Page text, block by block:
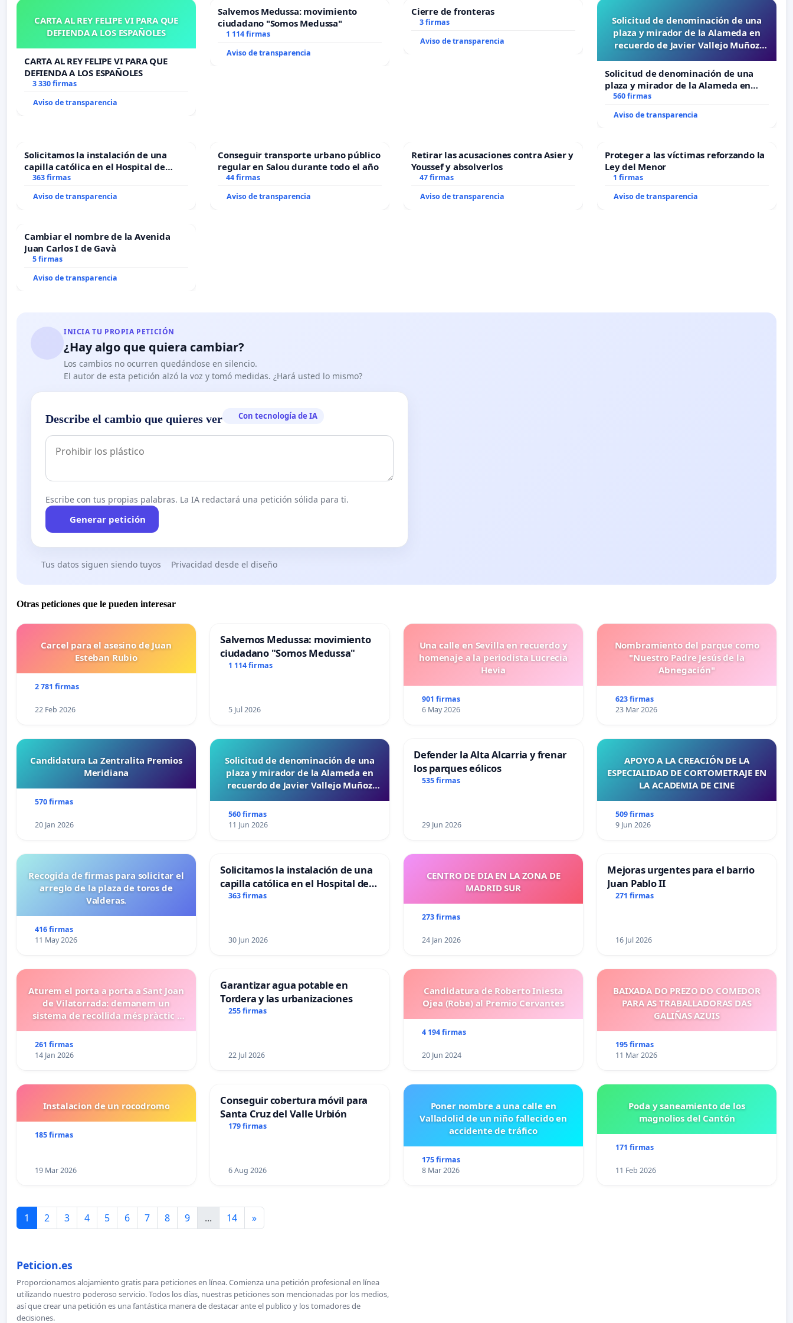
CARTA AL REY FELIPE VI PARA QUE
DEFIENDA A LOS ESPAÑOLES
CARTA AL REY FELIPE VI PARA QUE
DEFIENDA A LOS ESPAÑOLES
3 330 firmas
Aviso de transparencia
Salvemos Medussa: movimiento
ciudadano "Somos Medussa"
1 114 firmas
Aviso de transparencia
Cierre de fronteras
3 firmas
Aviso de transparencia
Solicitud de denominación de una
plaza y mirador de la Alameda en
recuerdo de Javier Vallejo Muñoz
Solicitud de denominación de una
plaza y mirador de la Alameda en
recuerdo de Javier Vallejo Muñoz
560 firmas
Aviso de transparencia
Solicitamos la instalación de una
capilla católica en el Hospital de
Alcañiz
363 firmas
Aviso de transparencia
Conseguir transporte urbano público
regular en Salou durante todo el año
44 firmas
Aviso de transparencia
Retirar las acusaciones contra Asier y
Youssef y absolverlos
47 firmas
Aviso de transparencia
Proteger a las víctimas reforzando la
Ley del Menor
1 firmas
Aviso de transparencia
Cambiar el nombre de la Avenida
Juan Carlos I de Gavà
5 firmas
Aviso de transparencia
INICIA TU PROPIA PETICIÓN
¿Hay algo que quiera cambiar?
Los cambios no ocurren quedándose en silencio.
El autor de esta petición alzó la voz y tomó medidas. ¿Hará usted lo mismo?
Describe el cambio que quieres ver Con tecnología de IA
Escribe con tus propias palabras. La IA redactará una petición sólida para ti.
Generar petición
Tus datos siguen siendo tuyos Privacidad desde el diseño
Otras peticiones que le pueden interesar
Carcel para el asesino de Juan
Esteban Rubio
2 781 firmas
22 Feb 2026
Salvemos Medussa: movimiento
ciudadano "Somos Medussa"
1 114 firmas
5 Jul 2026
Una calle en Sevilla en recuerdo y
homenaje a la periodista Lucrecia
Hevia
901 firmas
6 May 2026
Nombramiento del parque como
"Nuestro Padre Jesús de la
Abnegación"
623 firmas
23 Mar 2026
Candidatura La Zentralita Premios
Meridiana
570 firmas
20 Jan 2026
Solicitud de denominación de una
plaza y mirador de la Alameda en
recuerdo de Javier Vallejo Muñoz
560 firmas
11 Jun 2026
Defender la Alta Alcarria y frenar
los parques eólicos
535 firmas
29 Jun 2026
APOYO A LA CREACIÓN DE LA
ESPECIALIDAD DE CORTOMETRAJE EN
LA ACADEMIA DE CINE
509 firmas
9 Jun 2026
Recogida de firmas para solicitar el
arreglo de la plaza de toros de
Valderas.
416 firmas
11 May 2026
Solicitamos la instalación de una
capilla católica en el Hospital de
Alcañiz
363 firmas
30 Jun 2026
CENTRO DE DIA EN LA ZONA DE
MADRID SUR
273 firmas
24 Jan 2026
Mejoras urgentes para el barrio
Juan Pablo II
271 firmas
16 Jul 2026
Aturem el porta a porta a Sant Joan
de Vilatorrada: demanem un
sistema de recollida més pràctic i
261 firmas
14 Jan 2026
Garantizar agua potable en
Tordera y las urbanizaciones
255 firmas
22 Jul 2026
Candidatura de Roberto Iniesta
Ojea (Robe) al Premio Cervantes
4 194 firmas
20 Jun 2024
BAIXADA DO PREZO DO COMEDOR
PARA AS TRABALLADORAS DAS
GALIÑAS AZUIS
195 firmas
11 Mar 2026
Instalacion de un rocodromo
185 firmas
19 Mar 2026
Conseguir cobertura móvil para
Santa Cruz del Valle Urbión
179 firmas
6 Aug 2026
Poner nombre a una calle en
Valladolid de un niño fallecido en
accidente de tráfico
175 firmas
8 Mar 2026
Poda y saneamiento de los
magnolios del Cantón
171 firmas
11 Feb 2026
1 2 3 4 5 6 7 8 9 ... 14 »
Peticion.es
Proporcionamos alojamiento gratis para peticiones en línea. Comienza una petición profesional en línea
utilizando nuestro poderoso servicio. Todos los días, nuestras peticiones son mencionadas por los medios,
así que crear una petición es una fantástica manera de destacar ante el publico y los tomadores de
decisiones.